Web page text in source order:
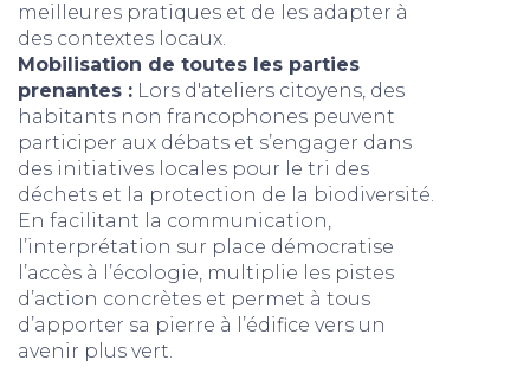
meilleures pratiques et de les adapter à
des contextes locaux.
Mobilisation de toutes les parties
prenantes : Lors d'ateliers citoyens, des
habitants non francophones peuvent
participer aux débats et s’engager dans
des initiatives locales pour le tri des
déchets et la protection de la biodiversité.
En facilitant la communication,
l’interprétation sur place démocratise
l’accès à l’écologie, multiplie les pistes
d’action concrètes et permet à tous
d’apporter sa pierre à l’édifice vers un
avenir plus vert.